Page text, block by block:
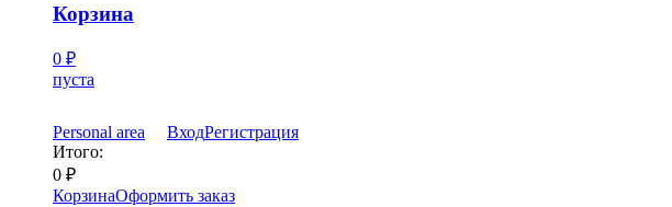
Корзина
0 ₽
пуста
Personal area ВходРегистрация
Итого:
0 ₽
КорзинаОформить заказ